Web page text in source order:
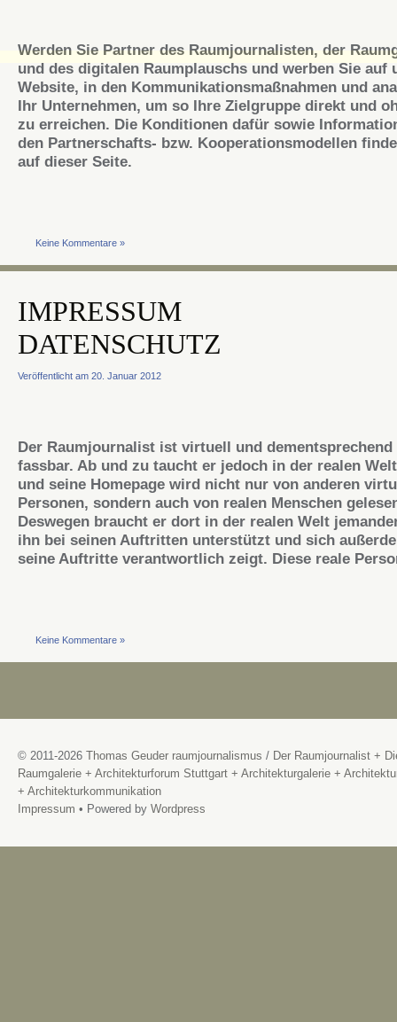
Werden Sie Partner des Raumjournalisten, der
und des digitalen Raumplauschs und werben Sie auf
Website, in den Kommunikationsmaßnahmen und
Ihr Unternehmen, um so Ihre Zielgruppe direkt und
zu erreichen. Die Konditionen dafür sowie
den Partnerschafts- bzw. Kooperationsmodellen
auf dieser Seite.
Keine Kommentare »
IMPRESSUM
DATENSCHUTZ
Veröffentlicht am 20. Januar 2012
Der Raumjournalist ist virtuell und dementsprechend
fassbar. Ab und zu taucht er jedoch in der realen
und seine Homepage wird nicht nur von anderen
Personen, sondern auch von realen Menschen
Deswegen braucht er dort in der realen Welt
ihn bei seinen Auftritten unterstützt und sich
seine Auftritte verantwortlich zeigt. Diese reale
Keine Kommentare »
© 2011-2026 Thomas Geuder raumjournalismus / Der Raumjournalist +
Raumgalerie + Architekturforum Stuttgart + Architekturgalerie +
+ Architekturkommunikation
Impressum • Powered by Wordpress